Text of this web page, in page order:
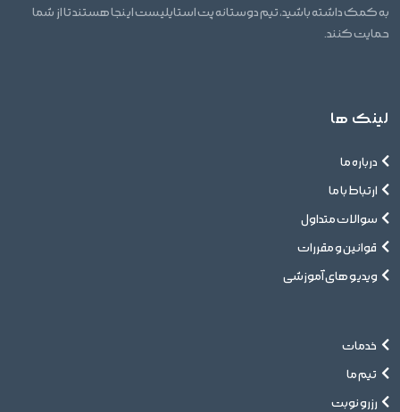
به کمک داشته باشید، تیم دوستانه پت استایلیست اینجا هستند تا از شما
حمایت کنند.
لینک ها
درباره ما
ارتباط با ما
سوالات متداول
قوانین و مقررات
ویدیو های آموزشی
خدمات
تیم ما
رزرو نوبت